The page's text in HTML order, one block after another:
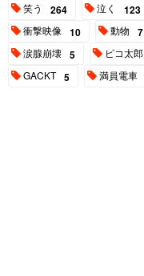
笑う 264 泣く 123
衝撃映像 10 動物 7
涙腺崩壊 5 ピコ太郎
GACKT 5 満員電車